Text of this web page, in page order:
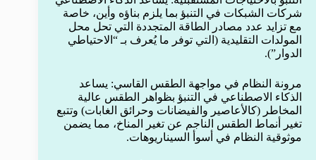
شركات الشبكات في التنبؤ بما يلزم بناؤه وأين، خاصة
مع تزايد عدد مصادر الطاقة المتجددة التي تحل محل
المولدات التقليدية (التي توفر ما يُعرف بـ “الاحتياطي
الدوار”).
مرونة النظام في مواجهة الطقس القاسي: يساعد
الذكاء الاصطناعي في التنبؤ بظواهر الطقس عالية
المخاطر (كالأعاصير والفيضانات وحرائق الغابات) وتتبع
تغير أنماط الطقس الناجم عن تغير المناخ، مما يضمن
موثوقية النظام في أسوأ السيناريوهات.